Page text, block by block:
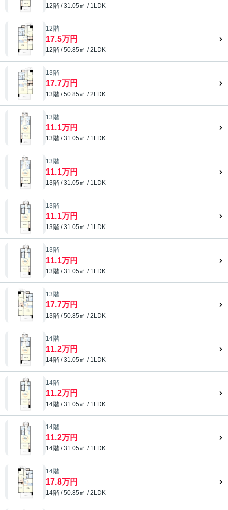
12階 / 31.05㎡ / 1LDK
12階
17.5万円
12階 / 50.85㎡ / 2LDK
13階
17.7万円
13階 / 50.85㎡ / 2LDK
13階
11.1万円
13階 / 31.05㎡ / 1LDK
13階
11.1万円
13階 / 31.05㎡ / 1LDK
13階
11.1万円
13階 / 31.05㎡ / 1LDK
13階
11.1万円
13階 / 31.05㎡ / 1LDK
13階
17.7万円
13階 / 50.85㎡ / 2LDK
14階
11.2万円
14階 / 31.05㎡ / 1LDK
14階
11.2万円
14階 / 31.05㎡ / 1LDK
14階
11.2万円
14階 / 31.05㎡ / 1LDK
14階
17.8万円
14階 / 50.85㎡ / 2LDK